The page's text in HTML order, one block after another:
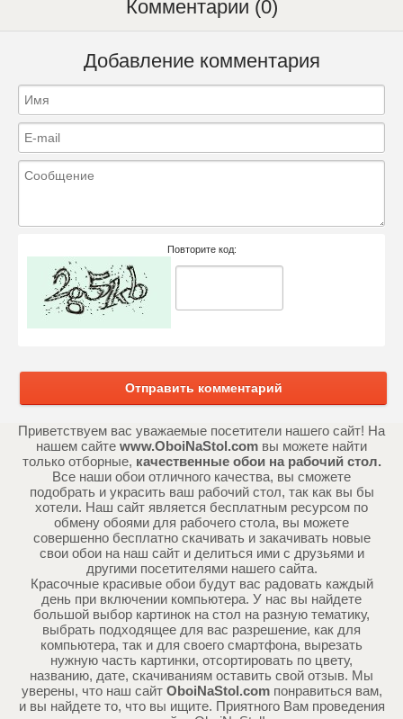
Комментарии (0)
Добавление комментария
Повторите код:
Отправить комментарий
Приветствуем вас уважаемые посетители нашего сайт! На
нашем сайте www.OboiNaStol.com вы можете найти
только отборные, качественные обои на рабочий стол.
Все наши обои отличного качества, вы сможете
подобрать и украсить ваш рабочий стол, так как вы бы
хотели. Наш сайт является бесплатным ресурсом по
обмену обоями для рабочего стола, вы можете
совершенно бесплатно скачивать и закачивать новые
свои обои на наш сайт и делиться ими с друзьями и
другими посетителями нашего сайта.
Красочные красивые обои будут вас радовать каждый
день при включении компьютера. У нас вы найдете
большой выбор картинок на стол на разную тематику,
выбрать подходящее для вас разрешение, как для
компьютера, так и для своего смартфона, вырезать
нужную часть картинки, отсортировать по цвету,
названию, дате, скачиваниям оставить свой отзыв. Мы
уверены, что наш сайт OboiNaStol.comпонравиться вам,
и вы найдете то, что вы ищите. Приятного Вам проведения